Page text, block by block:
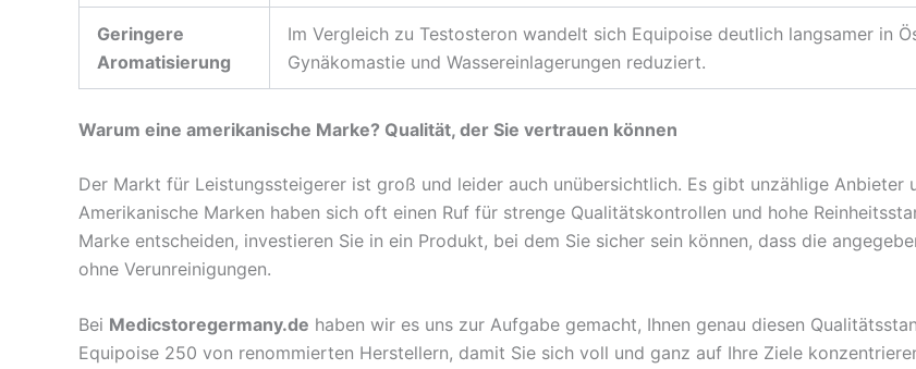
Geringere
Aromatisierung
Im Vergleich zu Testosteron wandelt sich Equipoise deutlich langsamer in
Gynäkomastie und Wassereinlagerungen reduziert.
Warum eine amerikanische Marke? Qualität, der Sie vertrauen können
Der Markt für Leistungssteigerer ist groß und leider auch unübersichtlich. Es gibt unzählige Anbieter
Amerikanische Marken haben sich oft einen Ruf für strenge Qualitätskontrollen und hohe
Marke entscheiden, investieren Sie in ein Produkt, bei dem Sie sicher sein können, dass die
ohne Verunreinigungen.
Bei Medicstoregermany.de haben wir es uns zur Aufgabe gemacht, Ihnen genau diesen
Equipoise 250 von renommierten Herstellern, damit Sie sich voll und ganz auf Ihre Ziele